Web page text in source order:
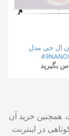
ال جی مدل
بگیرید
همچنین خرید آن
در اینترنت